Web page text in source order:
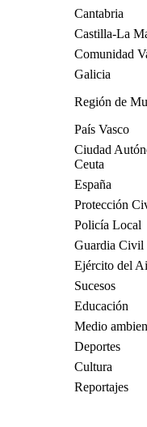
Cantabria
Castilla-La
Comunidad
Galicia
Región de
País Vasco
Ciudad
Ceuta
España
Protección
Policía Local
Guardia Civil
Ejército del
Sucesos
Educación
Medio
Deportes
Cultura
Reportajes